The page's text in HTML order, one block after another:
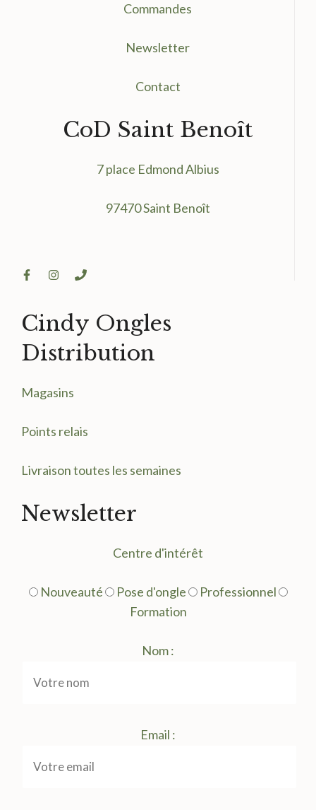
Commandes
Newsletter
Contact
CoD Saint Benoît
7 place Edmond Albius
97470 Saint Benoît
Cindy Ongles
Distribution
Magasins
Points relais
Livraison toutes les semaines
Newsletter
Centre d'intérêt
Nouveauté Pose d'ongle
Professionnel
Formation
Nom :
Email :